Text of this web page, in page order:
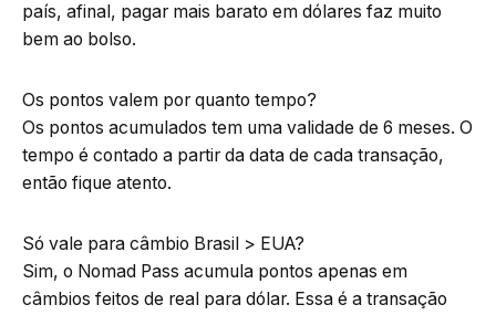
país, afinal, pagar mais barato em dólares faz muito
bem ao bolso.
Os pontos valem por quanto tempo?
Os pontos acumulados tem uma validade de 6 meses. O
tempo é contado a partir da data de cada transação,
então fique atento.
Só vale para câmbio Brasil > EUA?
Sim, o Nomad Pass acumula pontos apenas em
câmbios feitos de real para dólar. Essa é a transação